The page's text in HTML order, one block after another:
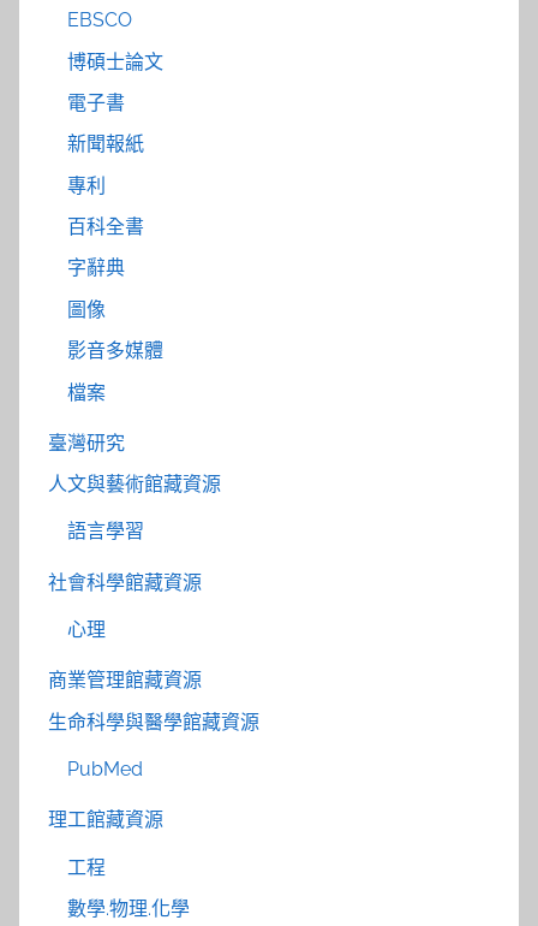
EBSCO
博碩士論文
電子書
新聞報紙
專利
百科全書
字辭典
圖像
影音多媒體
檔案
臺灣研究
人文與藝術館藏資源
語言學習
社會科學館藏資源
心理
商業管理館藏資源
生命科學與醫學館藏資源
PubMed
理工館藏資源
工程
數學.物理.化學